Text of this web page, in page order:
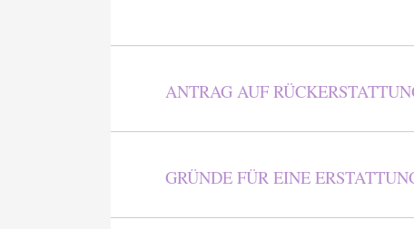
ANTRAG AUF
GRÜNDE FÜR EINE